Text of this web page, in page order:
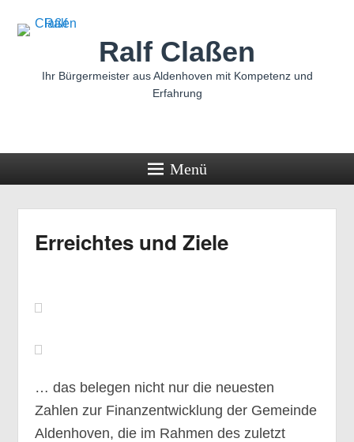
Ralf Claßen
Ihr Bürgermeister aus Aldenhoven mit Kompetenz und
Erfahrung
Menü
Erreichtes und Ziele
… das belegen nicht nur die neuesten
Zahlen zur Finanzentwicklung der Gemeinde
Aldenhoven, die im Rahmen des zuletzt